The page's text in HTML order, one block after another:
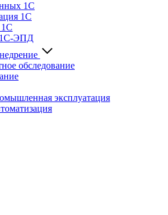
1С
1С
1С-ЭПД
обследование
эксплуатация